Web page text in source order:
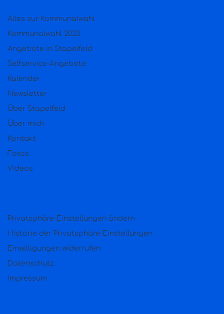
Alles zur Kommunalwahl
Kommunalwahl 2023
Angebote in Stapelfeld
Selfservice-Angebote
Kalender
Newsletter
Über Stapelfeld
Über mich
Kontakt
Fotos
Videos
Privatsphäre-Einstellungen ändern
Historie der Privatsphäre-Einstellungen
Einwilligungen widerrufen
Datenschutz
Impressum